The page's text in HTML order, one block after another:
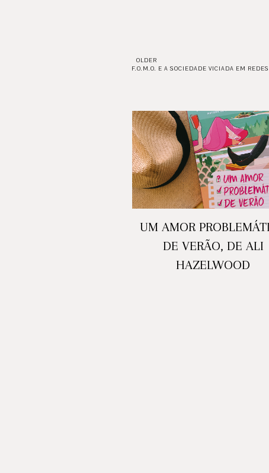
OLDER
F.O.M.O. E A SOCIEDADE VICIADA EM
UM AMOR
DE VERÃO, DE ALI
HAZELWOOD